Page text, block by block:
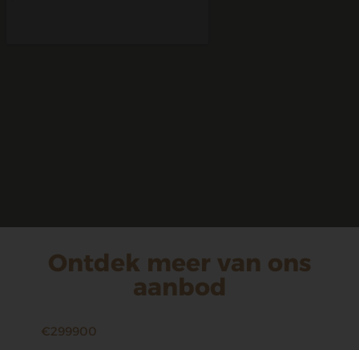
Ontdek meer van ons
aanbod
€299900